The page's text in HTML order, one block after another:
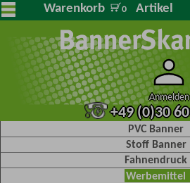
Warenkorb 0 Artikel
Anmelden
+49 (0)30
PVC Banner
Stoff Banner
Fahnendruck
Werbemittel